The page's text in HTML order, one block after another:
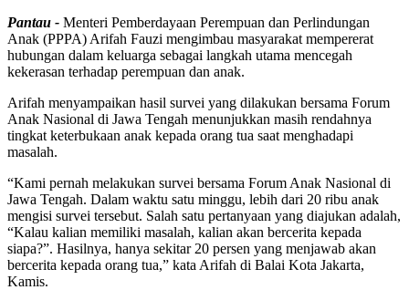
Pantau - Menteri Pemberdayaan Perempuan dan Perlindungan
Anak (PPPA) Arifah Fauzi mengimbau masyarakat mempererat
hubungan dalam keluarga sebagai langkah utama mencegah
kekerasan terhadap perempuan dan anak.
Arifah menyampaikan hasil survei yang dilakukan bersama Forum
Anak Nasional di Jawa Tengah menunjukkan masih rendahnya
tingkat keterbukaan anak kepada orang tua saat menghadapi
masalah.
“Kami pernah melakukan survei bersama Forum Anak Nasional di
Jawa Tengah. Dalam waktu satu minggu, lebih dari 20 ribu anak
mengisi survei tersebut. Salah satu pertanyaan yang diajukan adalah,
“Kalau kalian memiliki masalah, kalian akan bercerita kepada
siapa?”. Hasilnya, hanya sekitar 20 persen yang menjawab akan
bercerita kepada orang tua,” kata Arifah di Balai Kota Jakarta,
Kamis.